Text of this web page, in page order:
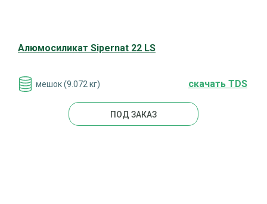
Алюмосиликат Sipernat 22 LS
мешок (9.072 кг) cкачать TDS
ПОД ЗАКАЗ